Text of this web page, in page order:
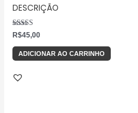
DESCRIÇÃO
Avaliação
5.00
de 5
R$45,00
ADICIONAR AO CARRINHO